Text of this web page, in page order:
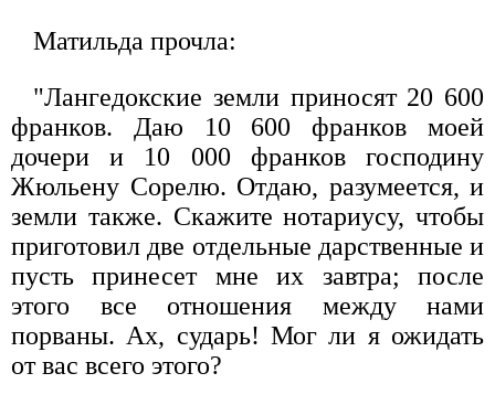
Матильда прочла:
"Лангедокские земли приносят 20 600
франков. Даю 10 600 франков моей
дочери и 10 000 франков господину
Жюльену Сорелю. Отдаю, разумеется, и
земли также. Скажите нотариусу, чтобы
приготовил две отдельные дарственные и
пусть принесет мне их завтра; после
этого все отношения между нами
порваны. Ах, сударь! Мог ли я ожидать
от вас всего этого?